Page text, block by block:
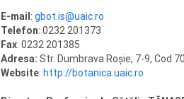
E-mail : gbot.is@uaic.ro
Telefon: 0232 201373
Fax: 0232 201385
Adresa: Str. Dumbrava Roşie, 7-9, Cod
Website: http://botanica.uaic.ro